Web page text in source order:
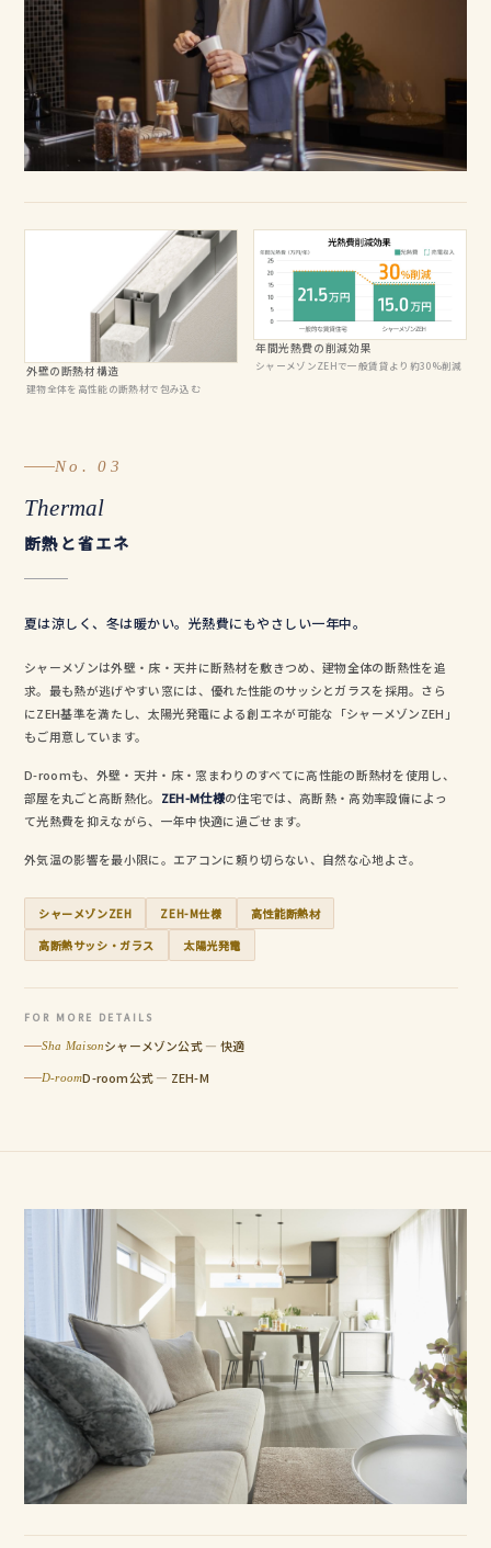
外壁の断熱材構造
建物全体を高性能の断熱材で包み込む
年間光熱費の削減効果
シャーメゾンZEHで一般賃貸より約30%削減
No. 03
Thermal
断熱と省エネ
夏は涼しく、冬は暖かい。光熱費にもやさしい一年中。
シャーメゾンは外壁・床・天井に断熱材を敷きつめ、建物全体の断熱性を追
求。最も熱が逃げやすい窓には、優れた性能のサッシとガラスを採用。さら
にZEH基準を満たし、太陽光発電による創エネが可能な「シャーメゾンZEH」
もご用意しています。
D-roomも、外壁・天井・床・窓まわりのすべてに高性能の断熱材を使用し、
部屋を丸ごと高断熱化。 ZEH-M仕様の住宅では、高断熱・高効率設備によっ
て光熱費を抑えながら、一年中快適に過ごせます。
外気温の影響を最小限に。エアコンに頼り切らない、自然な心地よさ。
シャーメゾンZEH ZEH-M仕様
高性能断熱材
高断熱サッシ・ガラス
太陽光発電
FOR MORE DETAILS
Sha Maisonシャーメゾン公式 — 快適
D-roomD-room公式 — ZEH-M